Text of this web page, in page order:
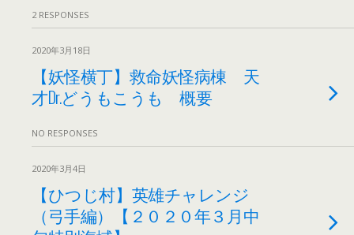
2 RESPONSES
2020年3月18日
【妖怪横丁】救命妖怪病棟 天
才Dr.どうもこうも 概要
NO RESPONSES
2020年3月4日
【ひつじ村】英雄チャレンジ
（弓手編）【２０２０年３月中